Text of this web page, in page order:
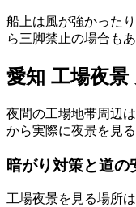
船上は風が強かった
ら三脚禁止の場合も
愛知 工場夜
夜間の工場地帯周辺
から実際に夜景を見
暗がり対策と道の
工場夜景を見る場所